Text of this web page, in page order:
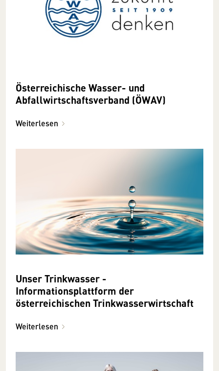
Österreichische Wasser- und
Abfallwirtschaftsverband (ÖWAV)
Weiterlesen
Unser Trinkwasser -
Informationsplattform der
österreichischen Trinkwasserwirtschaft
Weiterlesen